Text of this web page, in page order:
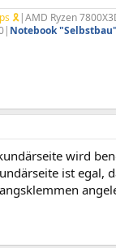
🎗|AMD Ryzen
Notebook
wird
ist egal,